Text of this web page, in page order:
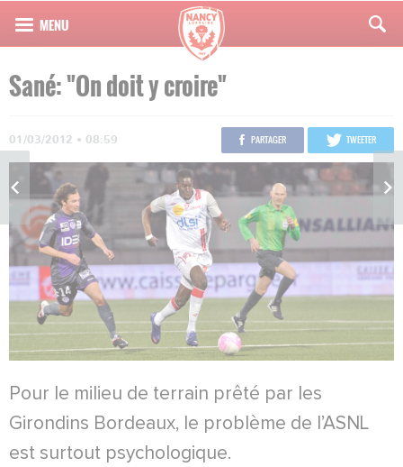
Sané: "On doit y croire"
01/03/2012 • 08:59 PARTAGER TWEETER
Pour le milieu de terrain prêté par les
Girondins Bordeaux, le problème de l’ASNL
est surtout psychologique.